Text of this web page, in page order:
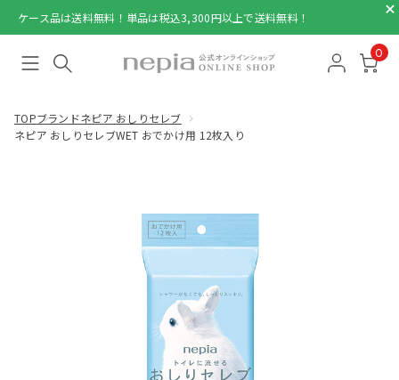
ケース品は送料無料！単品は税込3,300円以上で送料無料！
0
TOPブランドネピア おしりセレブ
ネピア おしりセレブWET おでかけ用 12枚入り